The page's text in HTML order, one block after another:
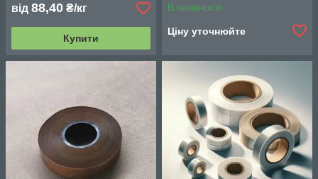
від 88,40 ₴/кг
Купити
В наявності
Ціну уточнюйте